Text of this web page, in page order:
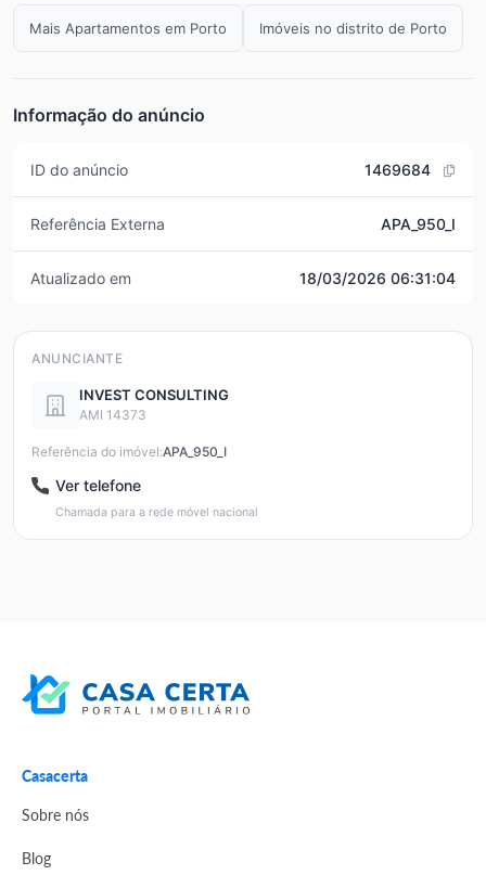
Mais Apartamentos em Porto Imóveis no distrito de Porto
Informação do anúncio
ID do anúncio 1469684
Referência Externa APA_950_I
Atualizado em 18/03/2026 06:31:04
ANUNCIANTE
INVEST CONSULTING
AMI 14373
Referência do imóvel:APA_950_I
Ver telefone
Chamada para a rede móvel nacional
Casacerta
Sobre nós
Blog